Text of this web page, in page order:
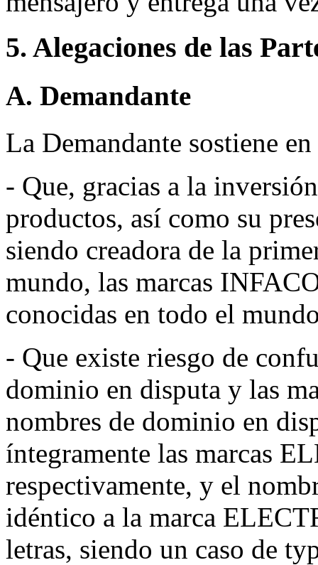
5. Alegaciones de las
A. Demandante
La Demandante sostiene
- Que, gracias a la
productos, así como su
siendo creadora de la
mundo, las marcas
conocidas en todo el
- Que existe riesgo de
dominio en disputa y las
nombres de dominio en
íntegramente las marcas
respectivamente, y el
idéntico a la marca
letras, siendo un caso de